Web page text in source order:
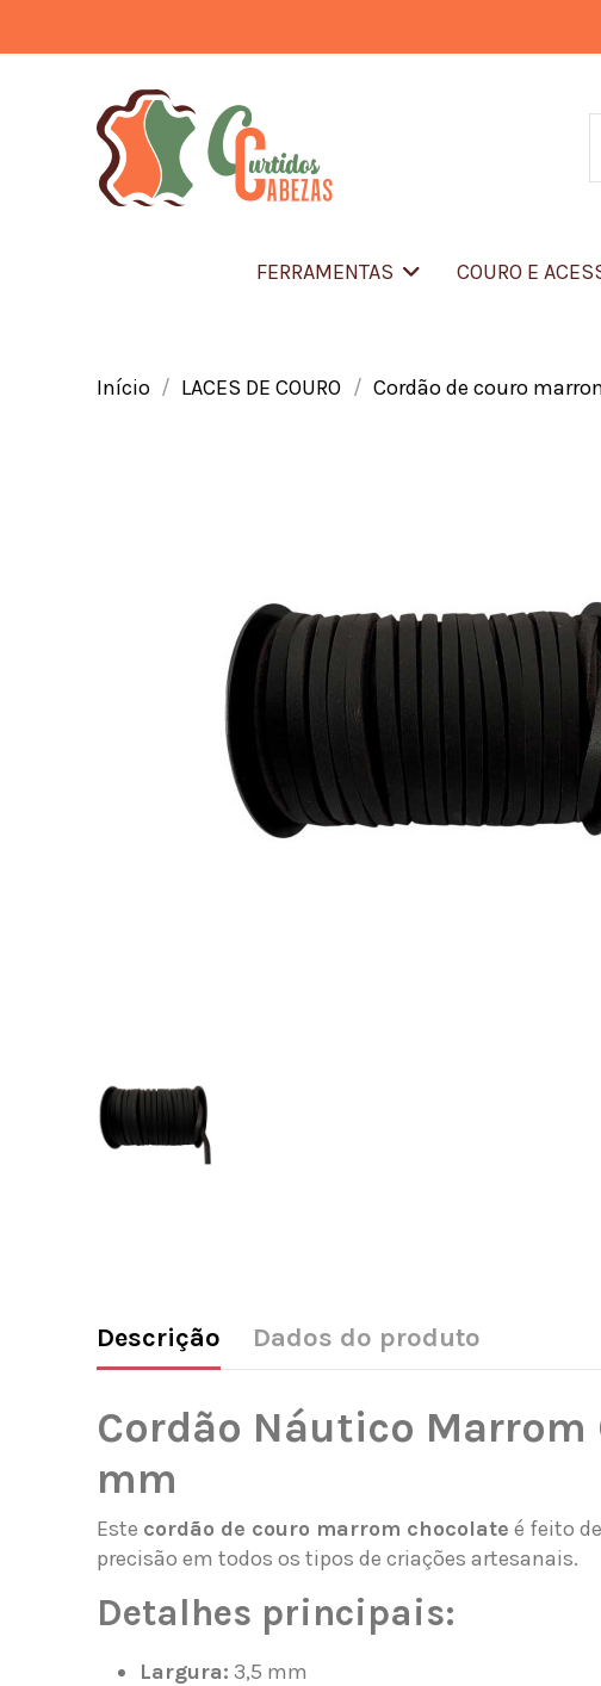
FERRAMENTAS COURO E
Início LACES DE COURO Cordão de couro
Descrição Dados do produto
Cordão Náutico Marrom
mm
Este cordão de couro marrom chocolate é feito
precisão em todos os tipos de criações artesanais.
Detalhes principais:
Largura: 3,5 mm